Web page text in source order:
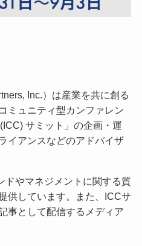
Inc.）は産業を共に創る
ミュニティ型カンファレン
サミット」の企画・運
イアンスなどのアドバイザ
ドやマネジメントに関する質
供しています。また、ICCサ
事として配信するメディア